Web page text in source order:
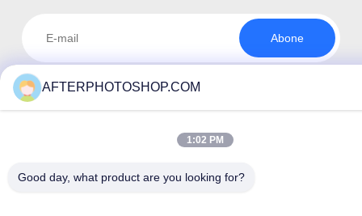
Abone
AFTERPHOTOSHOP.COM
1:02 PM
Good day, what product are you looking for?